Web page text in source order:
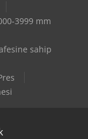
3999 mm
sahip